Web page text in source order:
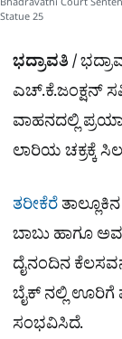
Bhadravathi Court
Statue 25
ಭದ್ರಾವತಿ /
ಎಚ್.ಕೆ.ಜಂಕ್ಷನ್
ವಾಹನದಲ್ಲಿ
ಲಾರಿಯ ಚಕ್ರಕ್ಕೆ
ತರೀಕೆರೆ
ಬಾಬು ಹಾಗೂ
ದೈನಂದಿನ
ಬೈಕ್ ನಲ್ಲಿ ಊರಿಗೆ
ಸಂಭವಿಸಿದೆ.